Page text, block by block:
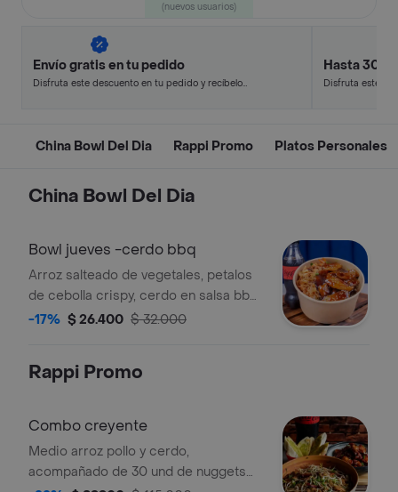
(nuevos usuarios)
Envío gratis en tu pedido
Disfruta este descuento en tu pedido y recíbelo
Hasta 30%
Disfruta este
China Bowl Del Dia Rappi Promo Platos Personales
China Bowl Del Dia
Bowl jueves -cerdo bbq
Arroz salteado de vegetales, petalos
de cebolla crispy, cerdo en salsa bbq
+ cocacola zero 250ml
-17% $ 26.400 $ 32.000
Rappi Promo
Combo creyente
Medio arroz pollo y cerdo,
acompañado de 30 und de nuggets